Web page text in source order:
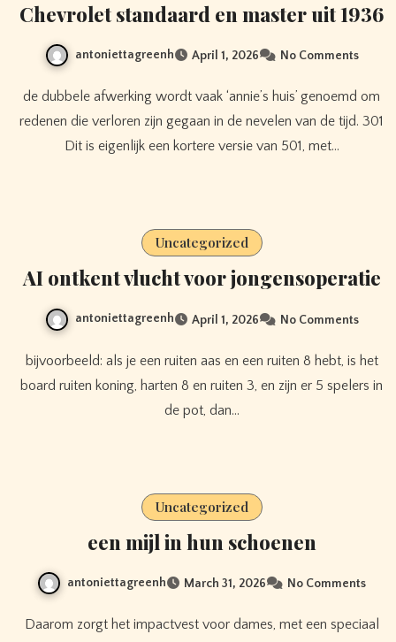
Chevrolet standaard en master uit 1936
antoniettagreenh April 1, 2026 No Comments
de dubbele afwerking wordt vaak ‘annie’s huis’ genoemd om
redenen die verloren zijn gegaan in de nevelen van de tijd. 301
Dit is eigenlijk een kortere versie van 501, met…
Uncategorized
AI ontkent vlucht voor jongensoperatie
antoniettagreenh April 1, 2026 No Comments
bijvoorbeeld: als je een ruiten aas en een ruiten 8 hebt, is het
board ruiten koning, harten 8 en ruiten 3, en zijn er 5 spelers in
de pot, dan…
Uncategorized
een mijl in hun schoenen
antoniettagreenh March 31, 2026 No Comments
Daarom zorgt het impactvest voor dames, met een speciaal